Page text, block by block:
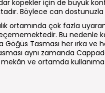
köpekler için de büyük
Böylece can
ortamında çok fazla
Bu
Tasması her ırka ve
aynı zamanda
ve ortamda